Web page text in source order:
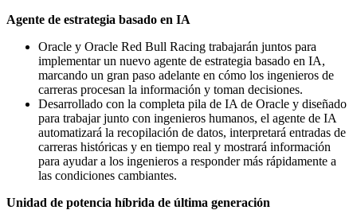
Agente de estrategia basado en IA
Oracle y Oracle Red Bull Racing trabajarán juntos para
implementar un nuevo agente de estrategia basado en IA,
marcando un gran paso adelante en cómo los ingenieros de
carreras procesan la información y toman decisiones.
Desarrollado con la completa pila de IA de Oracle y diseñado
para trabajar junto con ingenieros humanos, el agente de IA
automatizará la recopilación de datos, interpretará entradas de
carreras históricas y en tiempo real y mostrará información
para ayudar a los ingenieros a responder más rápidamente a
las condiciones cambiantes.
Unidad de potencia híbrida de última generación